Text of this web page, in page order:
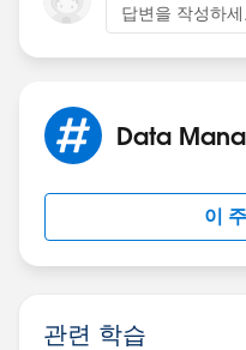
답변을 작성하
Data
이
관련 학습